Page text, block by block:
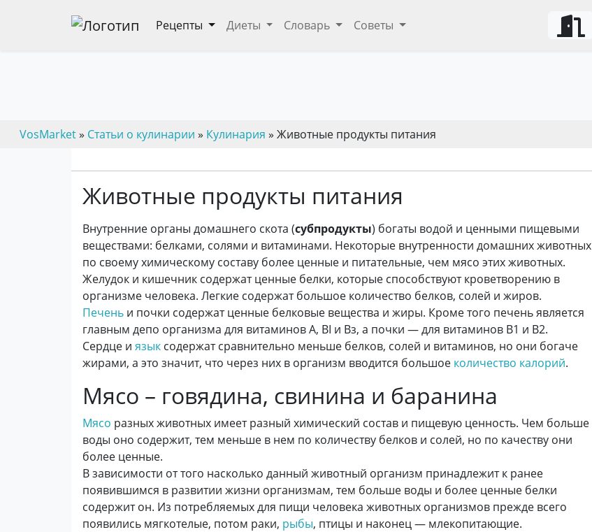
Рецепты Диеты Словарь Советы
VosMarket» Статьи о кулинарии » Кулинария » Животные продукты питания
Животные продукты питания
Внутренние органы домашнего скота (субпродукты) богаты водой и ценными пищевыми
веществами: белками, солями и витаминами. Некоторые внутренности домашних животных
по своему химическому составу более ценные и питательные, чем мясо этих животных.
Желудок и кишечник содержат ценные белки, которые способствуют кроветворению в
организме человека. Легкие содержат большое количество белков, солей и жиров.
Печень и почки содержат ценные белковые вещества и жиры. Кроме того печень является
главным депо организма для витаминов А, BI и Вз, а почки — для витаминов B1 и В2.
Сердце и язык содержат сравнительно меньше белков, солей и витаминов, но они богаче
жирами, а это значит, что через них в организм вводится большое количество калорий.
Мясо – говядина, свинина и баранина
Мясо разных животных имеет разный химический состав и пищевую ценность. Чем больше
воды оно содержит, тем меньше в нем по количеству белков и солей, но по качеству они
более ценные.
В зависимости от того насколько данный животный организм принадлежит к ранее
появившимся в развитии жизни организмам, тем больше воды и более ценные белки
содержит он. Из потребляемых для пищи человека животных организмов прежде всего
появились мягкотелые, потом раки, рыбы, птицы и наконец — млекопитающие.